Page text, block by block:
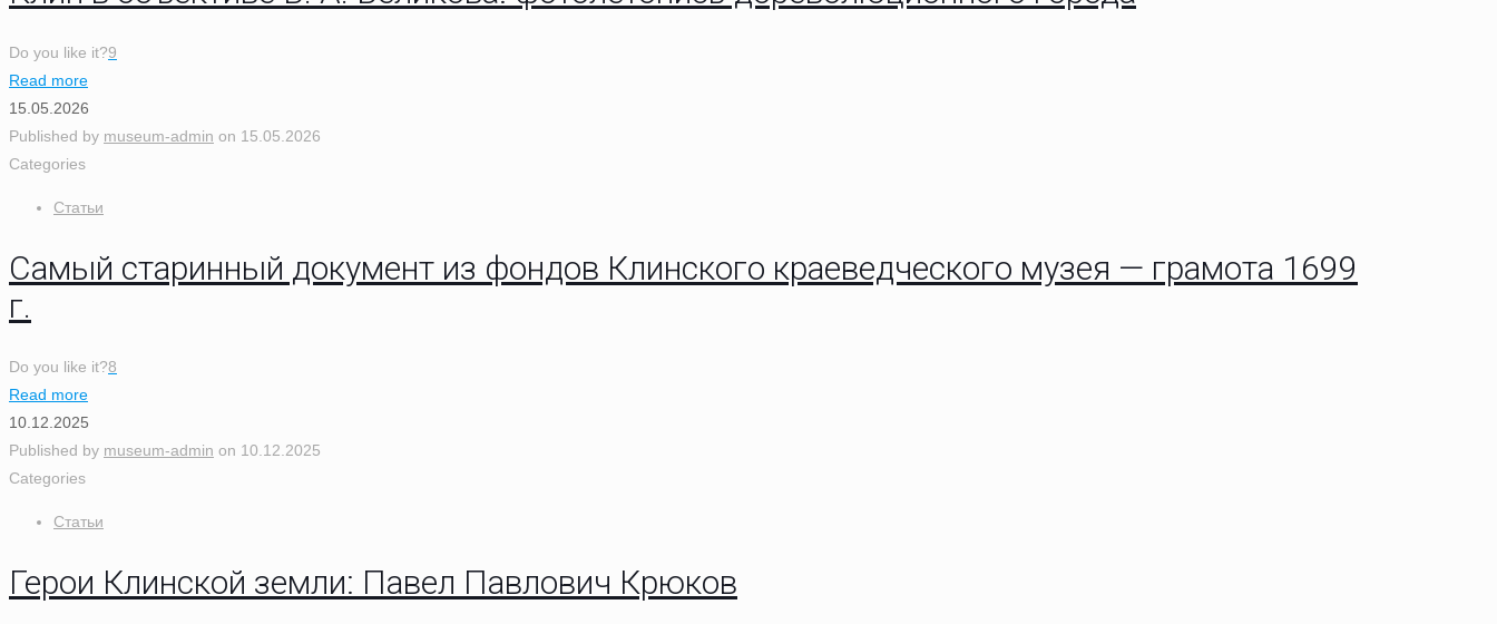
Do you like it?9
Read more
15.05.2026
Published by museum-admin on 15.05.2026
Categories
Статьи
Самый старинный документ из фондов Клинского краеведческого музея — грамота 1699
г.
Do you like it?8
Read more
10.12.2025
Published by museum-admin on 10.12.2025
Categories
Статьи
Герои Клинской земли: Павел Павлович Крюков